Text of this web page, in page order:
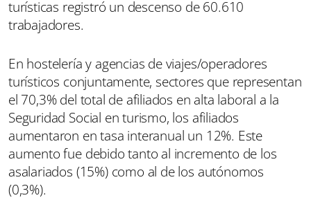
turísticas registró un descenso de 60.610
trabajadores.
En hostelería y agencias de viajes/operadores
turísticos conjuntamente, sectores que representan
el 70,3% del total de afiliados en alta laboral a la
Seguridad Social en turismo, los afiliados
aumentaron en tasa interanual un 12%. Este
aumento fue debido tanto al incremento de los
asalariados (15%) como al de los autónomos
(0,3%).